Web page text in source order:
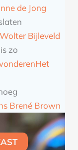
de Jong
Bijleveld
zo
Het
Brené Brown